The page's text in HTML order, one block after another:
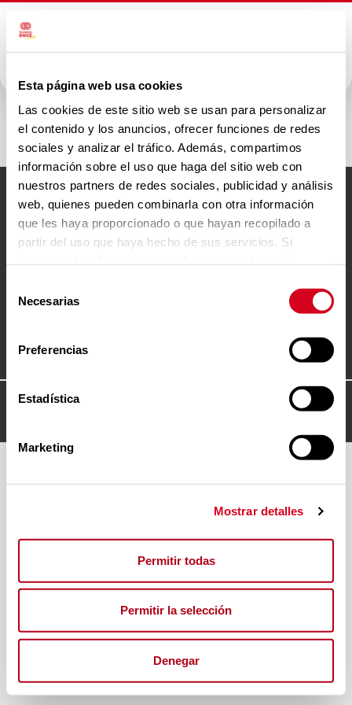
Esta página web usa cookies
Las cookies de este sitio web se usan para personalizar
el contenido y los anuncios, ofrecer funciones de redes
sociales y analizar el tráfico. Además, compartimos
información sobre el uso que haga del sitio web con
nuestros partners de redes sociales, publicidad y análisis
web, quienes pueden combinarla con otra información
que les haya proporcionado o que hayan recopilado a
partir del uso que haya hecho de sus servicios. Si
Necesarias
Preferencias
Estadística
Marketing
Mostrar detalles
Permitir todas
Permitir la selección
Denegar
campofrio
Aviso Legal
Política de cookies
© 2024FORO INSERTA RESPONSABLE